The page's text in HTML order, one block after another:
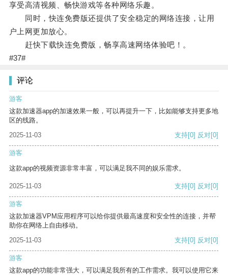
享受高清视频、畅快游戏等各种网络乐趣。
同时，快连免费版还提供了安全稳定的网络连接，让用
户上网更加放心。
赶快下载快连免费版，畅享高速网络体验吧！。
#37#
评论
游客
这款加速器app的加速效果一般，可以再提升一下，比如能够支持更多地
区的线路。
2025-11-03
支持[0] 反对[0]
游客
这款app的视频资源非常丰富，可以满足我不同的娱乐需求。
2025-11-03 支持[0] 反对[0]
游客
这款加速器VPM应用程序可以给你提供最高速度和安全性的连接，并帮
助你在网络上自由移动。
2025-11-03
支持[0] 反对[0]
游客
这款app的功能非常强大，可以满足我所有的工作需求。我可以使用它来